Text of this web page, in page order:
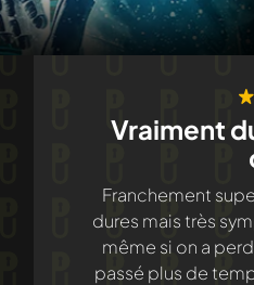
Vraiment
Franchement
dures mais très
même si on a
passé plus de